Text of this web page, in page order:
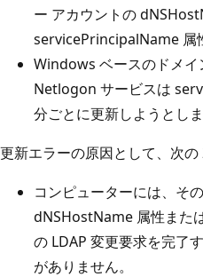
ー アカウントの
servicePrincipalName 属
Windows ベースのドメイ
Netlogon サービスは
分ごとに更新しようとしま
更新エラーの原因として、次の
コンピューターには、そ
dNSHostName 属性また
の LDAP 変更要求を完了
がありません。